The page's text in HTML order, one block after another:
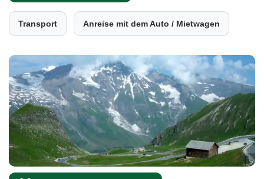
Transport Anreise mit dem Auto / Mietwagen